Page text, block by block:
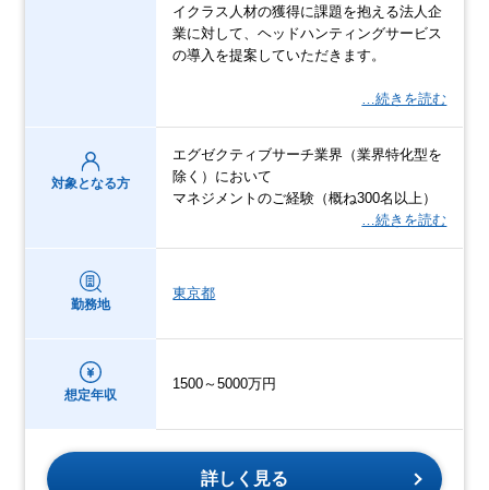
イクラス人材の獲得に課題を抱える法人企
業に対して、ヘッドハンティングサービス
の導入を提案していただきます。
…続きを読む
対象となる方
エグゼクティブサーチ業界（業界特化型を
除く）において
マネジメントのご経験（概ね300名以上）
…続きを読む
勤務地
東京都
想定年収
1500～5000万円
詳しく見る